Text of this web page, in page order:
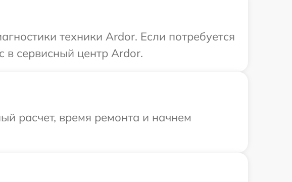
техники Ardor. Если потребуется
в сервисный центр Ardor.
расчет, время ремонта и начнем